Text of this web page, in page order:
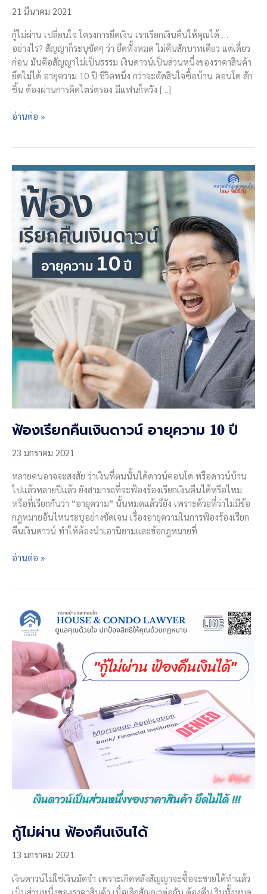
21 มีนาคม 2021
กู้ไม่ผ่าน เปลี่ยนใจ โครงการยึดเงิน เราเรียกเงินคืนให้คุณได้ …
อย่างไร? สัญญาก็ระบุชัดๆ ว่า ยึดทั้งหมด ไม่คืนสักบาทเดียว แต่เดี๋ยว
ก่อน มันคือสัญญาไม่เป็นธรรม เงินดาวน์เป็นส่วนหนึ่งของราคาสินค้า
ยึดไม่ได้ อายุความ 10 ปี ชีวิตหนึ่ง กว่าจะตัดสินใจซื้อบ้าน คอนโด สัก
ชิ้น ต้องผ่านการคิดไตร่ตรอง มีแฟนก็หวัง […]
กู้
ใจ
เรียก
คืน
เงิน
ดาวน์
อ่านต่อ »
ฟ้องเรียกคืนเงินดาวน์ อายุความ 𝟏𝟎 ปี
23 มกราคม 2021
หลายคนอาจจะสงสัย ว่าเงินที่ตนนั้นได้ดาวน์คอนโด หรือดาวน์บ้าน
ไปแล้วหลายปีแล้ว ยังสามารถที่จะฟ้องร้องเรียกเงินคืนได้หรือไหม
หรือที่เรียกกันว่า “อายุความ” นั้นหมดแล้วรึยัง เพราะด้วยที่ว่าไม่มีข้อ
กฎหมายอันไหนระบุอย่างชัดเจน เรื่องอายุความในการฟ้องร้องเรียก
คืนเงินดาวน์ ทำให้ต้องนำเอานิยามและข้อกฎหมายที่
ฟ้อง
ดาวน์
อายุ
ความ
𝟏𝟎
ปี
อ่านต่อ »
กู้ไม่ผ่าน ฟ้องคืนเงินได้
13 มกราคม 2021
เงินดาวน์ไม่ใช่เงินมัดจำ เพราะเกิดหลังสัญญาจะซื้อจะขายได้ทำแล้ว
เป็นส่วนหนึ่งของราคาสินค้า เมื่อเลิกสัญญาต่อกัน ต้องคืน ริบทั้งหมด